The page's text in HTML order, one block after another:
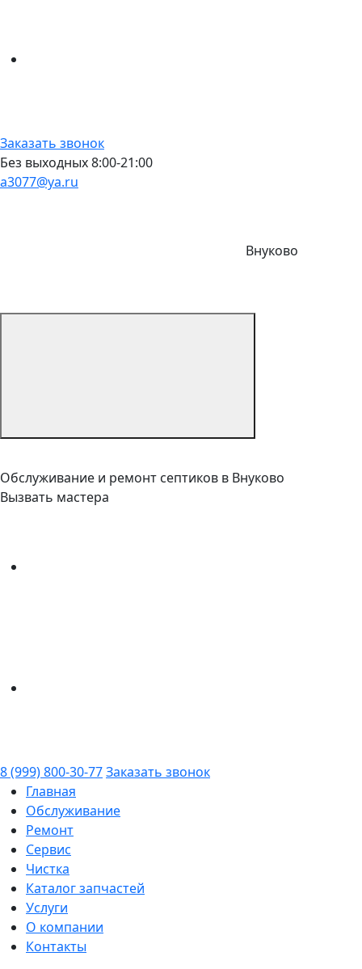
Заказать звонок
Без выходных 8:00-21:00
a3077@ya.ru
Внуково
Обслуживание и ремонт септиков в Внуково
Вызвать мастера
8 (999) 800-30-77Заказать звонок
Главная
Обслуживание
Ремонт
Сервис
Чистка
Каталог запчастей
Услуги
О компании
Контакты